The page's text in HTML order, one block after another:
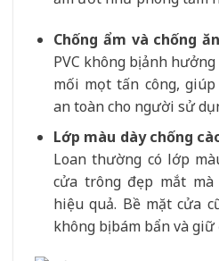
Chống ẩm và chống
PVC không bị ảnh
mối mọt tấn công,
an toàn cho người sử
Lớp màu dày chống
Loan thường có lớp
cửa trông đẹp mắt
hiệu quả. Bề mặt cửa
không bị bám bẩn và